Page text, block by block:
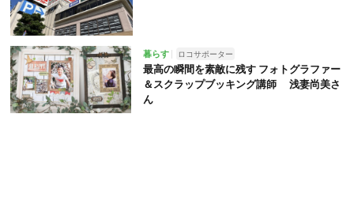
暮らす ロコサポーター
最高の瞬間を素敵に残す フォトグラファー
＆スクラップブッキング講師 浅妻尚美さ
ん